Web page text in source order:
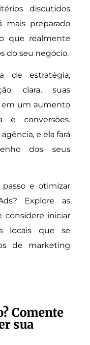
discutidos
mais preparado
que realmente
do seu negócio.
de estratégia,
clara, suas
em um aumento
e conversões.
e ela fará
dos seus
e otimizar
Explore as
considere iniciar
locais que se
de marketing
Comente
sua